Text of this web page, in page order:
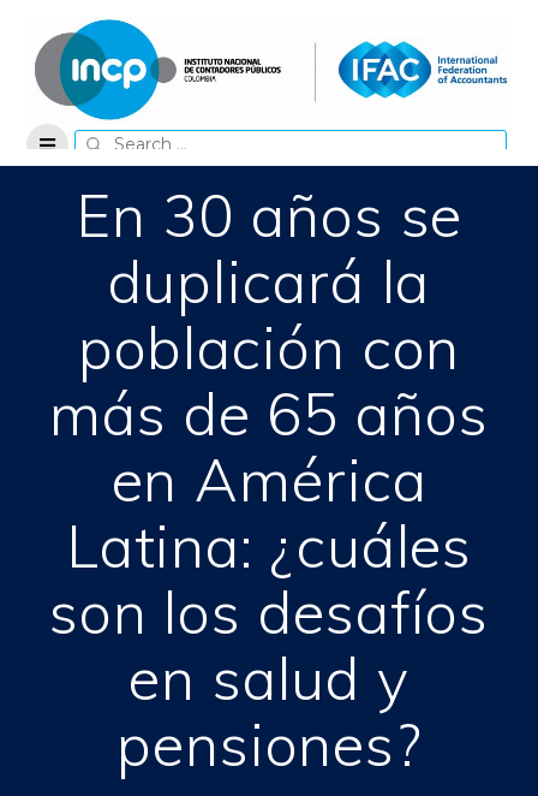
content
Search
for:
En 30 años se
duplicará la
población con
más de 65 años
en América
Latina: ¿cuáles
son los desafíos
en salud y
pensiones?